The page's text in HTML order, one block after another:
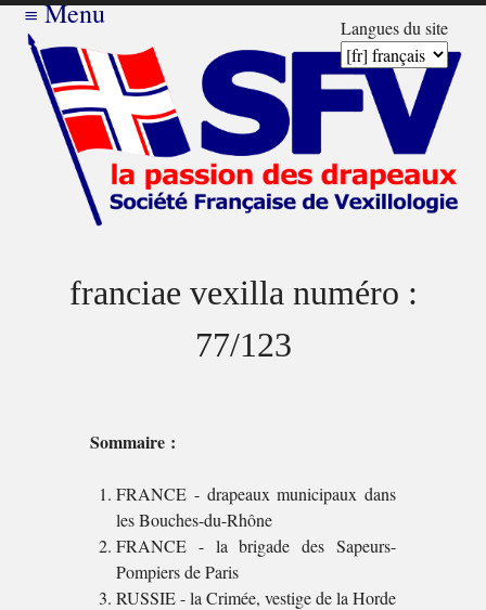
Langues du site
≡Menu
franciae vexilla numéro :
77/123
Sommaire :
FRANCE - drapeaux municipaux dans
les Bouches-du-Rhône
FRANCE - la brigade des Sapeurs-
Pompiers de Paris
RUSSIE - la Crimée, vestige de la Horde